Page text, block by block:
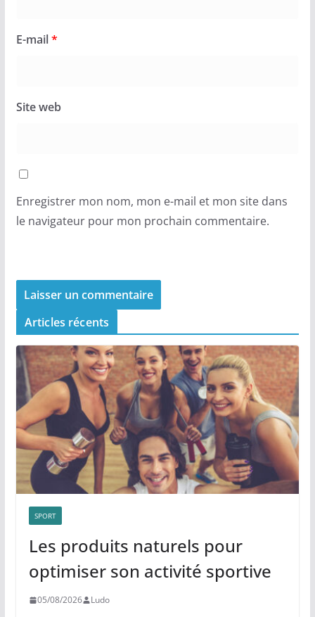
E-mail*
Site web
Enregistrer mon nom, mon e-mail et mon site dans
le navigateur pour mon prochain commentaire.
Articles récents
SPORT
Les produits naturels pour
optimiser son activité sportive
05/08/2026 Ludo